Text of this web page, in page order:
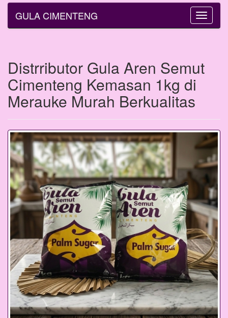
Toggle
GULA CIMENTENG
Distrributor Gula Aren Semut
Cimenteng Kemasan 1kg di
Merauke Murah Berkualitas